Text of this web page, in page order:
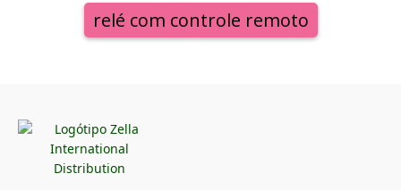
relé com controle remoto